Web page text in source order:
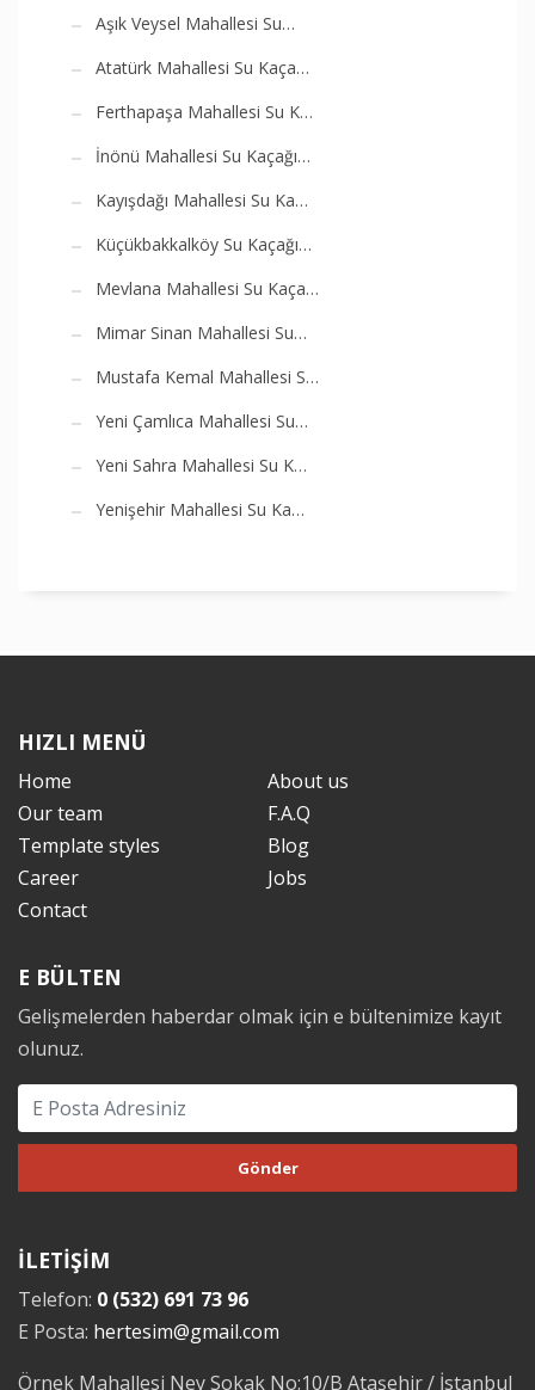
Aşık Veysel Mahallesi Su…
Atatürk Mahallesi Su Kaça…
Ferthapaşa Mahallesi Su K…
İnönü Mahallesi Su Kaçağı…
Kayışdağı Mahallesi Su Ka…
Küçükbakkalköy Su Kaçağı…
Mevlana Mahallesi Su Kaça…
Mimar Sinan Mahallesi Su…
Mustafa Kemal Mahallesi S…
Yeni Çamlıca Mahallesi Su…
Yeni Sahra Mahallesi Su K…
Yenişehir Mahallesi Su Ka…
HIZLI MENÜ
Home
About us
Our team
F.A.Q
Template styles
Blog
Career
Jobs
Contact
E BÜLTEN
Gelişmelerden haberdar olmak için e bültenimize kayıt
olunuz.
İLETİŞİM
Telefon: 0 (532) 691 73 96
E Posta: hertesim@gmail.com
Örnek Mahallesi Ney Sokak No:10/B Ataşehir / İstanbul